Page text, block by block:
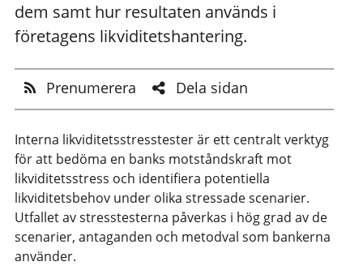
dem samt hur resultaten används i
företagens likviditetshantering.
Prenumerera Dela sidan
Interna likviditetsstresstester är ett centralt verktyg
för att bedöma en banks motståndskraft mot
likviditetsstress och identifiera potentiella
likviditetsbehov under olika stressade scenarier.
Utfallet av stresstesterna påverkas i hög grad av de
scenarier, antaganden och metodval som bankerna
använder.